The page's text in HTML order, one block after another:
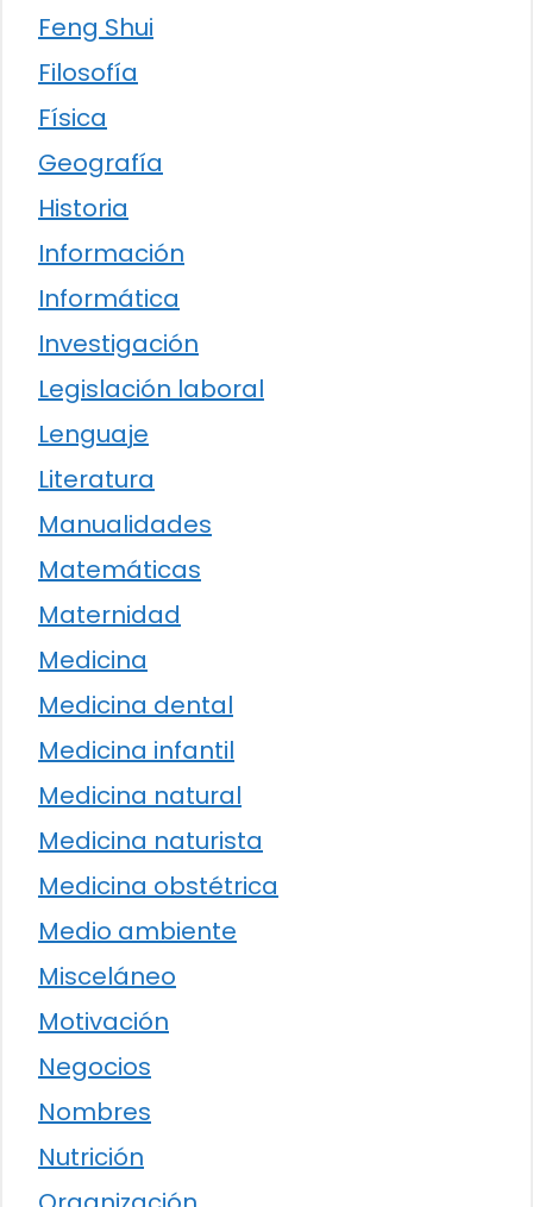
Feng Shui
Filosofía
Física
Geografía
Historia
Información
Informática
Investigación
Legislación laboral
Lenguaje
Literatura
Manualidades
Matemáticas
Maternidad
Medicina
Medicina dental
Medicina infantil
Medicina natural
Medicina naturista
Medicina obstétrica
Medio ambiente
Misceláneo
Motivación
Negocios
Nombres
Nutrición